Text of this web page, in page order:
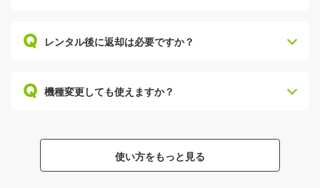
レンタル後に返却は必要ですか？
機種変更しても使えますか？
使い方をもっと見る